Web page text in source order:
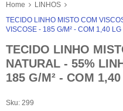
Home
LINHOS
TECIDO LINHO MISTO COM
VISCOSE - 185 G/M² - COM 1,40 LG
TECIDO LINHO
NATURAL - 55%
185 G/M² - COM
Sku: 299